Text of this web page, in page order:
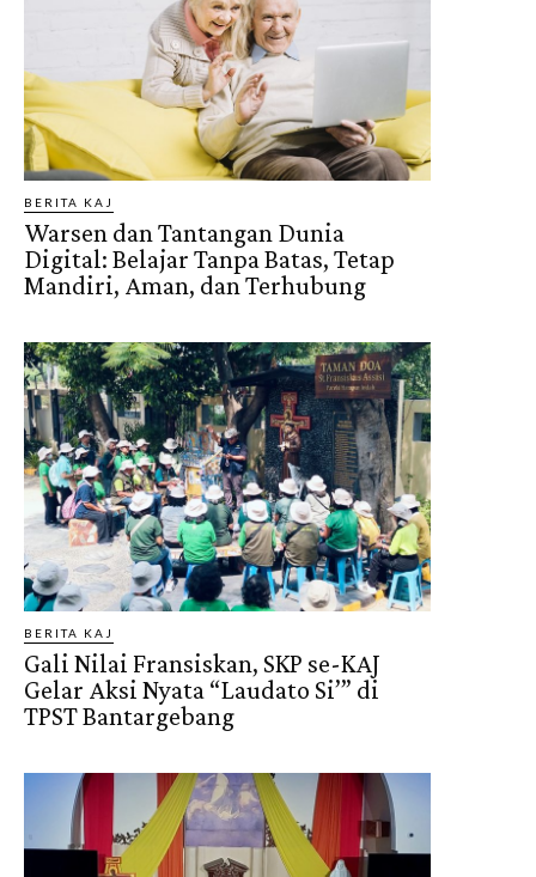
BERITA KAJ
Warsen dan Tantangan Dunia
Digital: Belajar Tanpa Batas, Tetap
Mandiri, Aman, dan Terhubung
BERITA KAJ
Gali Nilai Fransiskan, SKP se-KAJ
Gelar Aksi Nyata “Laudato Si’” di
TPST Bantargebang